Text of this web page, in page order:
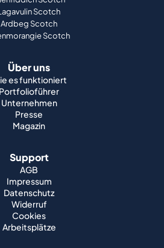
Über uns
es funktioniert
Portfolioführer
Unternehmen
Magazin
Support
AGB
Impressum
Datenschutz
Cookies
Arbeitsplätze
Weltwhisky
Whisky
Irischer Whisky
Whisky